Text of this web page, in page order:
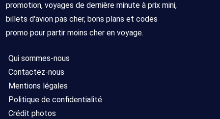
promotion, voyages de dernière minute à prix mini,
billets d'avion pas cher, bons plans et codes
promo pour partir moins cher en voyage.
Qui sommes-nous
Contactez-nous
Mentions légales
Politique de confidentialité
Crédit photos